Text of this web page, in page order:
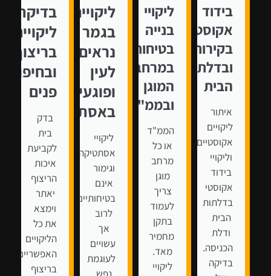
בידוד
אקוסטי
בקירות
ובדלתות
הבית
איתור
ליקויים
אקוסטיים
וליקויי
בידוד
אקוסטי
בדלתות
הבית
ודלת
הכניסה.
בדיקה
ליקויי
בנייה
בטיחותיים
במרחב
המוגן
ובממ"ד
הממ"ד
או כל
מרחב
מוגן
צריך
לעמוד
בתקן
מחמיר
מאד.
ליקויי
ליקויים
בגמר
נראים
לעין
ופוגעים
באסתטיקה
ליקויי
אסתטיקה
וגימור
אינם
בטיחותיים
לרוב
עשויים
לעוגמת
בדיקת
ליקויים
בריצוף
ובחיפוי
פנים
בדק
בית
לקביעת
איכות
הריצוף
יאתר
וימצא
את כל
הליקויים
האפשריים
בריצוף